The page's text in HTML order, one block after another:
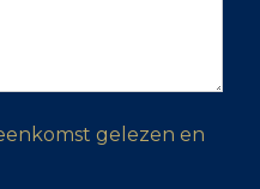
gelezen en